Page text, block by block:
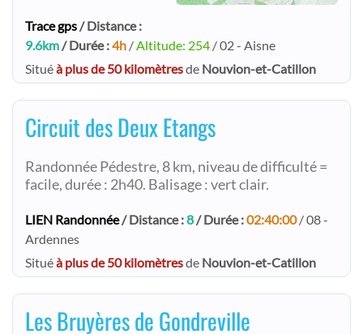
Trace gps/ Distance :
9.6km/ Durée :4h /Altitude: 254 / 02 - Aisne
Situéà plus de 50 kilomètresde Nouvion-et-Catillon
Circuit des Deux Etangs
Randonnée Pédestre, 8 km, niveau de difficulté =
facile, durée : 2h40. Balisage : vert clair.
LIEN Randonnée/ Distance :8/ Durée :02:40:00/ 08 -
Ardennes
Situéà plus de 50 kilomètresde Nouvion-et-Catillon
Les Bruyères de Gondreville